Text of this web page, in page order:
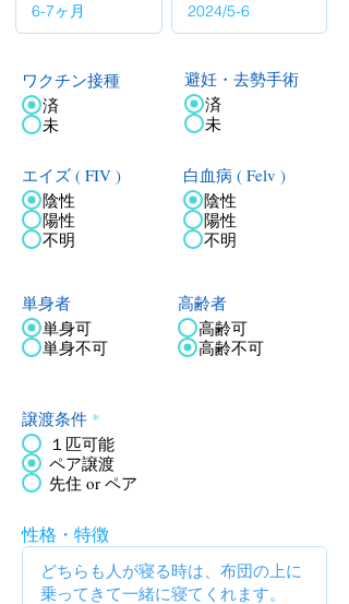
ワクチン接種
済
未
エイズ ( FIV )
陰性
陽性
不明
避妊・去勢手術
済
未
白血病 ( Felv )
陰性
陽性
不明
単身者
単身可
単身不可
高齢者
高齢可
高齢不可
譲渡条件 *
１匹可能
ペア譲渡
先住 or ペア
性格・特徴